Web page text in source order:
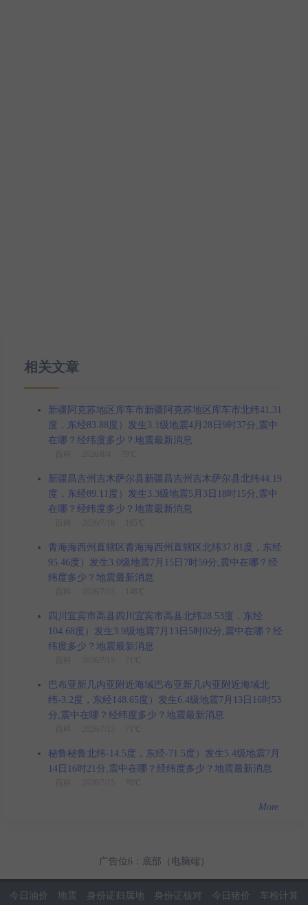
相关文章
新疆阿克苏地区库车市新疆阿克苏地区库车市北纬41.31
度，东经83.88度）发生3.1级地震4月28日9时37分,震中
在哪？经纬度多少？地震最新消息
新疆昌吉州吉木萨尔县新疆昌吉州吉木萨尔县北纬44.19
度，东经89.11度）发生3.3级地震5月3日18时15分,震中
在哪？经纬度多少？地震最新消息
青海海西州直辖区青海海西州直辖区北纬37.81度，东经
95.46度）发生3.0级地震7月15日7时59分,震中在哪？经
纬度多少？地震最新消息
四川宜宾市高县四川宜宾市高县北纬28.53度，东经
104.68度）发生3.9级地震7月13日5时02分,震中在哪？经
纬度多少？地震最新消息
巴布亚新几内亚附近海域巴布亚新几内亚附近海域北
纬-3.2度，东经148.65度）发生6.4级地震7月13日16时53
分,震中在哪？经纬度多少？地震最新消息
秘鲁秘鲁北纬-14.5度，东经-71.5度）发生5.4级地震7月
14日16时21分,震中在哪？经纬度多少？地震最新消息
More
广告位6：底部（电脑端）
今日油价 地震 身份证归属地 身份证核对 今日猪价 车检计算